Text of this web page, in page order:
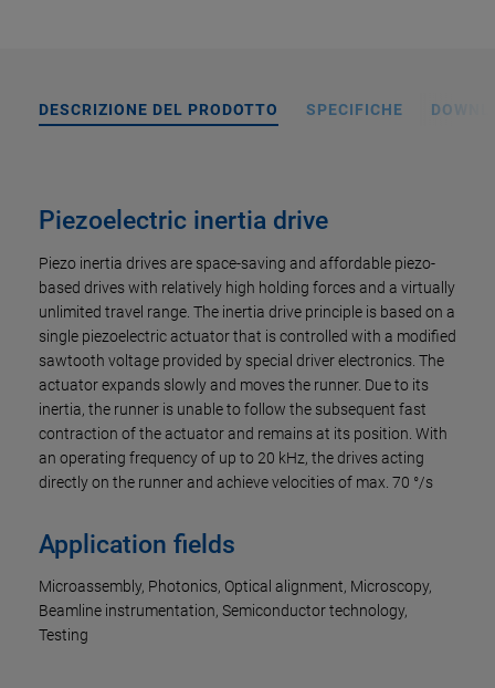
DESCRIZIONE DEL PRODOTTO SPECIFICHE
Piezoelectric inertia drive
Piezo inertia drives are space-saving and affordable piezo-
based drives with relatively high holding forces and a virtually
unlimited travel range. The inertia drive principle is based on a
single piezoelectric actuator that is controlled with a modified
sawtooth voltage provided by special driver electronics. The
actuator expands slowly and moves the runner. Due to its
inertia, the runner is unable to follow the subsequent fast
contraction of the actuator and remains at its position. With
an operating frequency of up to 20 kHz, the drives acting
directly on the runner and achieve velocities of max. 70 °/s
Application fields
Microassembly, Photonics, Optical alignment, Microscopy,
Beamline instrumentation, Semiconductor technology,
Testing